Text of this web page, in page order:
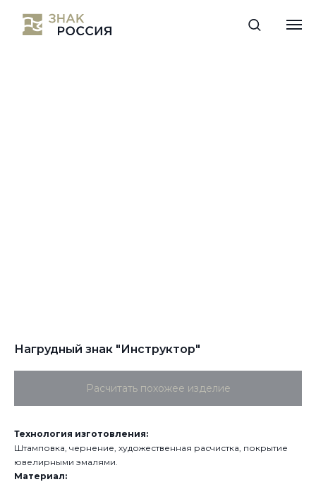
Нагрудный знак "Инструктор"
Расчитать похожее изделие
Технология изготовления:
Штамповка, чернение, художественная расчистка, покрытие
ювелирными эмалями.
Материал: